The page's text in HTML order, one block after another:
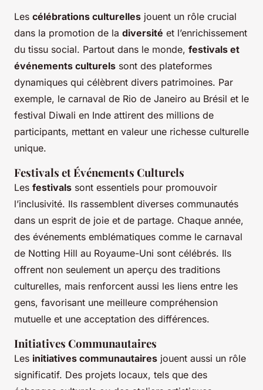
Les célébrations culturelles jouent un rôle crucial
dans la promotion de la diversité et l’enrichissement
du tissu social. Partout dans le monde, festivals et
événements culturels sont des plateformes
dynamiques qui célèbrent divers patrimoines. Par
exemple, le carnaval de Rio de Janeiro au Brésil et le
festival Diwali en Inde attirent des millions de
participants, mettant en valeur une richesse culturelle
unique.
Festivals et Événements Culturels
Les festivals sont essentiels pour promouvoir
l’inclusivité. Ils rassemblent diverses communautés
dans un esprit de joie et de partage. Chaque année,
des événements emblématiques comme le carnaval
de Notting Hill au Royaume-Uni sont célébrés. Ils
offrent non seulement un aperçu des traditions
culturelles, mais renforcent aussi les liens entre les
gens, favorisant une meilleure compréhension
mutuelle et une acceptation des différences.
Initiatives Communautaires
Les initiatives communautaires jouent aussi un rôle
significatif. Des projets locaux, tels que des